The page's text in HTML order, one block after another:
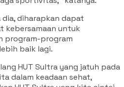
diharapkan dapat
kebersamaan untuk
program-program
baik lagi.
HUT Sultra yang jatuh pada
dalam keadaan sehat,